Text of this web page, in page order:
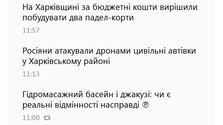
На Харківщині за бюджетні кошти вирішили
побудувати два падел-корти
11:57
Росіяни атакували дронами цивільні автівки
у Харківському районі
11:13
Гідромасажний басейн і джакузі: чи є
реальні відмінності насправді ℗
11:00